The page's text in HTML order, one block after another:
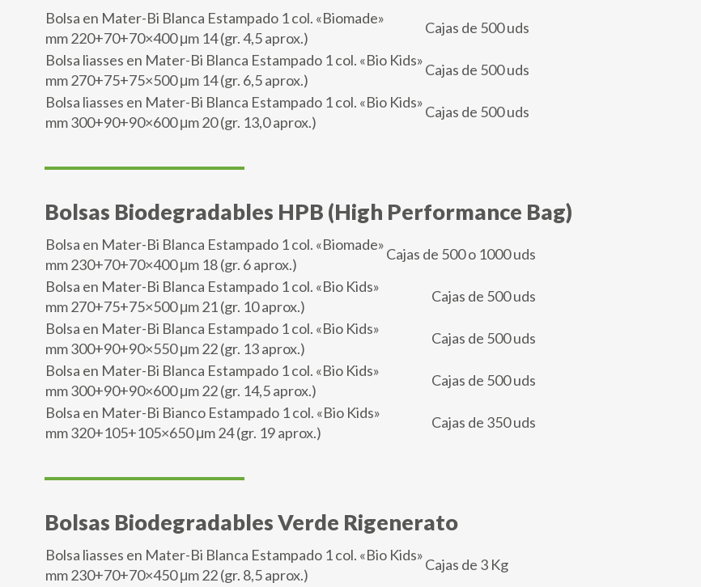
Bolsa en Mater-Bi Blanca Estampado 1 col. «Biomade»
mm 220+70+70×400 μm 14 (gr. 4,5 aprox.)
Cajas de 500 uds
Bolsa liasses en Mater-Bi Blanca Estampado 1 col. «Bio Kids»
mm 270+75+75×500 μm 14 (gr. 6,5 aprox.)
Cajas de 500 uds
Bolsa liasses en Mater-Bi Blanca Estampado 1 col. «Bio Kids»
mm 300+90+90×600 μm 20 (gr. 13,0 aprox.)
Cajas de 500 uds
Bolsas Biodegradables HPB (High Performance Bag)
Bolsa en Mater-Bi Blanca Estampado 1 col. «Biomade»
mm 230+70+70×400 μm 18 (gr. 6 aprox.)
Cajas de 500 o 1000 uds
Bolsa en Mater-Bi Blanca Estampado 1 col. «Bio Kids»
mm 270+75+75×500 μm 21 (gr. 10 aprox.)
Cajas de 500 uds
Bolsa en Mater-Bi Blanca Estampado 1 col. «Bio Kids»
mm 300+90+90×550 μm 22 (gr. 13 aprox.)
Cajas de 500 uds
Bolsa en Mater-Bi Blanca Estampado 1 col. «Bio Kids»
mm 300+90+90×600 μm 22 (gr. 14,5 aprox.)
Cajas de 500 uds
Bolsa en Mater-Bi Bianco Estampado 1 col. «Bio Kids»
mm 320+105+105×650 μm 24 (gr. 19 aprox.)
Cajas de 350 uds
Bolsas Biodegradables Verde Rigenerato
Bolsa liasses en Mater-Bi Blanca Estampado 1 col. «Bio Kids»
mm 230+70+70×450 μm 22 (gr. 8,5 aprox.)
Cajas de 3 Kg